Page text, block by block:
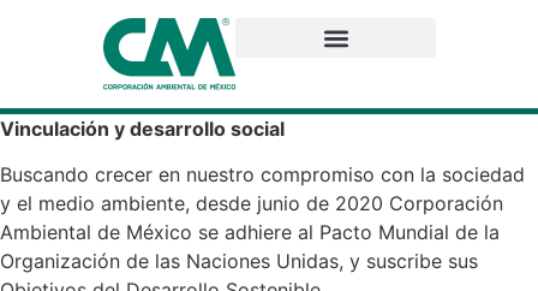
Vinculación y desarrollo social
Buscando crecer en nuestro compromiso con la sociedad
y el medio ambiente, desde junio de 2020 Corporación
Ambiental de México se adhiere al Pacto Mundial de la
Organización de las Naciones Unidas, y suscribe sus